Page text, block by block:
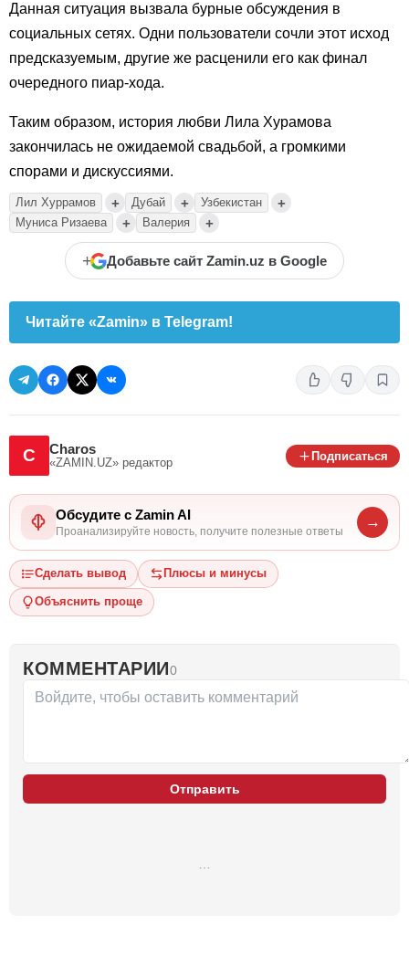
Данная ситуация вызвала бурные обсуждения в
социальных сетях. Одни пользователи сочли этот исход
предсказуемым, другие же расценили его как финал
очередного пиар-хода.
Таким образом, история любви Лила Хурамова
закончилась не ожидаемой свадьбой, а громкими
спорами и дискуссиями.
Лил Хуррамов + Дубай + Узбекистан +
Муниса Ризаева + Валерия +
+ Добавьте сайт Zamin.uz в Google
Читайте «Zamin» в Telegram!
C Charos
«ZAMIN.UZ» редактор
Подписаться
Обсудите с Zamin AI
Проанализируйте новость, получите полезные ответы
→
Сделать вывод Плюсы и минусы
Объяснить проще
КОММЕНТАРИИ0
Отправить
…